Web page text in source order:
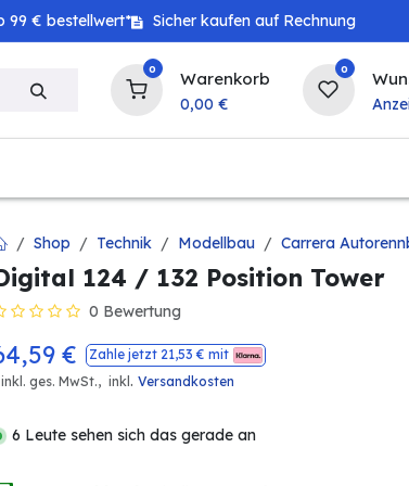
99 € bestellwert* Sicher kaufen auf Rechnung
0 Warenkorb
0,00 €
0
Shop Technik Modellbau Carrera
124 / 132 Position Tower
0 Bewertung
€ Zahle jetzt 21,53 € mit
ges. MwSt., inkl . Versandkosten
6 Leute sehen sich das gerade an